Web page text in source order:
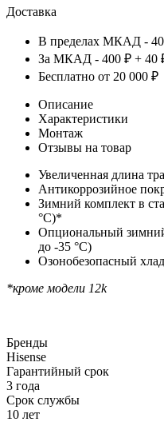
Доставка
В пределах МКАД -
За МКАД - 400 ₽ + 40
Бесплатно от 20 000 ₽
Описание
Характеристики
Монтаж
Отзывы на товар
Увеличенная длина
Антикоррозийное
Зимний комплект в
°С)*
Опциональный
до -35 °С)
Озонобезопасный
*кроме модели 12k
Бренды
Hisense
Гарантийный срок
3 года
Срок службы
10 лет